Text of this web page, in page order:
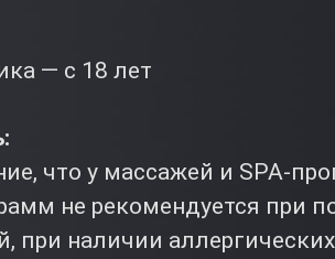
— с 18 лет
что у массажей и SPA-
не рекомендуется при
при наличии